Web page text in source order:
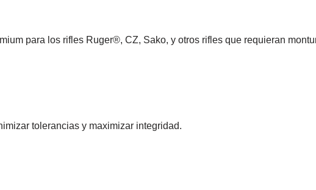
para los rifles Ruger®, CZ, Sako, y otros rifles que requieran
tolerancias y maximizar integridad.